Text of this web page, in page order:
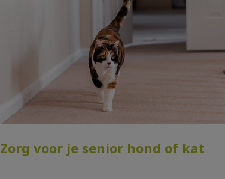
Zorg voor je senior hond of kat